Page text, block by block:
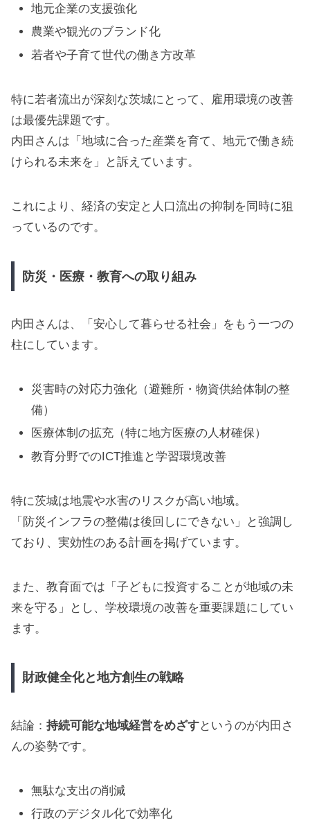
地元企業の支援強化
農業や観光のブランド化
若者や子育て世代の働き方改革
特に若者流出が深刻な茨城にとって、雇用環境の改善
は最優先課題です。
内田さんは「地域に合った産業を育て、地元で働き続
けられる未来を」と訴えています。
これにより、経済の安定と人口流出の抑制を同時に狙
っているのです。
防災・医療・教育への取り組み
内田さんは、「安心して暮らせる社会」をもう一つの
柱にしています。
災害時の対応力強化（避難所・物資供給体制の整
備）
医療体制の拡充（特に地方医療の人材確保）
教育分野でのICT推進と学習環境改善
特に茨城は地震や水害のリスクが高い地域。
「防災インフラの整備は後回しにできない」と強調し
ており、実効性のある計画を掲げています。
また、教育面では「子どもに投資することが地域の未
来を守る」とし、学校環境の改善を重要課題にしてい
ます。
財政健全化と地方創生の戦略
結論： 持続可能な地域経営をめざすというのが内田さ
んの姿勢です。
無駄な支出の削減
行政のデジタル化で効率化